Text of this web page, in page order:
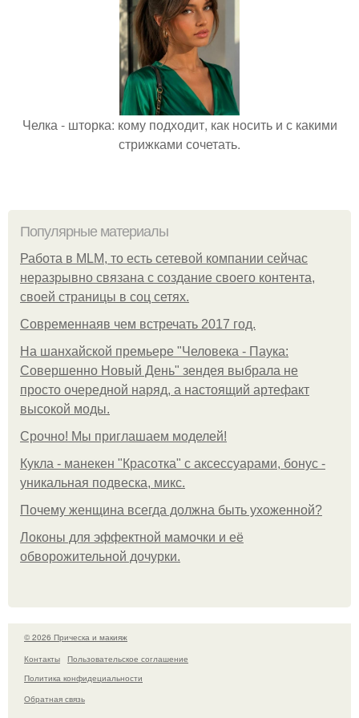
Челка - шторка: кому подходит, как носить и с какими
стрижками сочетать.
Популярные материалы
Работа в MLM, то есть сетевой компании сейчас
неразрывно связана с создание своего контента,
своей страницы в соц сетях.
Современнаяв чем встречать 2017 год.
На шанхайской премьере "Человека - Паука:
Совершенно Новый День" зендея выбрала не
просто очередной наряд, а настоящий артефакт
высокой моды.
Срочно! Мы приглашаем моделей!
Кукла - манекен "Красотка" с аксессуарами, бонус -
уникальная подвеска, микс.
Почему женщина всегда должна быть ухоженной?
Локоны для эффектной мамочки и её
обворожительной дочурки.
© 2026 Прическа и макияж
Контакты
Пользовательское соглашение
Политика конфидециальности
Обратная связь